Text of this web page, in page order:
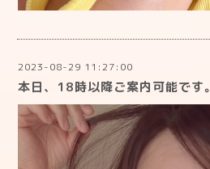
2023-08-29 11:27:00
本日、18時以降ご案内可能です。